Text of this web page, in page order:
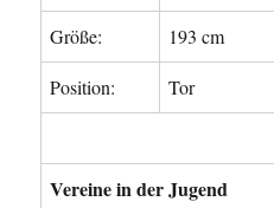
Größe: 193 cm
Position: Tor
Vereine in der Jugend